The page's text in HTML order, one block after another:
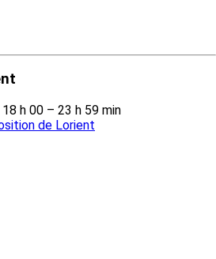
h 00 – 23 h 59 min
de Lorient